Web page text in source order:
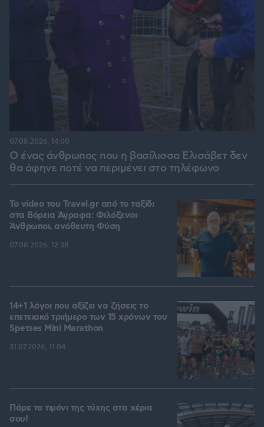
Ο ένας άνθρωπος που η βασίλισσα Ελισάβετ δεν
θα άφηνε ποτέ να περιμένει στο τηλέφωνο
07.08.2026, 14:00
To video του Travel.gr από το ταξίδι
στα Βόρεια Άγραφα: Φιλόξενοι
Άνθρωποι, ανόθευτη Φύση
07.08.2026, 12:38
14+1 λόγοι που αξίζει να ζήσεις το
επετειακό τριήμερο των 15 χρόνων του
Spetses Mini Marathon
31.07.2026, 11:04
Πάρε το τιμόνι της τύχης στα χέρια
σου!